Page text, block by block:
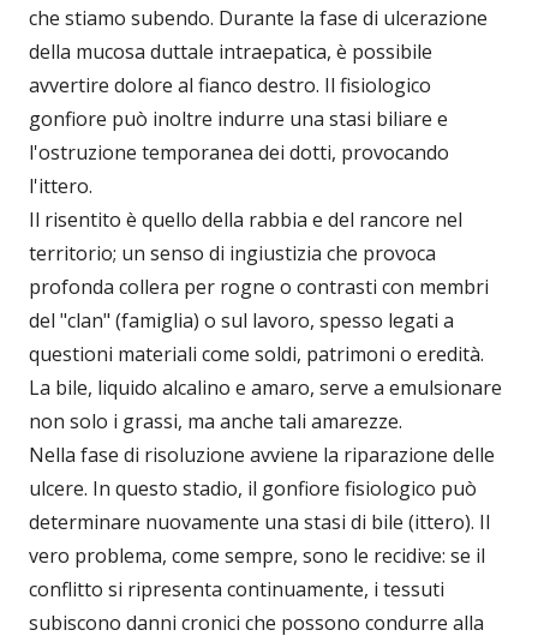
che stiamo subendo. Durante la fase di ulcerazione
della mucosa duttale intraepatica, è possibile
avvertire dolore al fianco destro. Il fisiologico
gonfiore può inoltre indurre una stasi biliare e
l'ostruzione temporanea dei dotti, provocando
l'ittero.
Il risentito è quello della rabbia e del rancore nel
territorio; un senso di ingiustizia che provoca
profonda collera per rogne o contrasti con membri
del "clan" (famiglia) o sul lavoro, spesso legati a
questioni materiali come soldi, patrimoni o eredità.
La bile, liquido alcalino e amaro, serve a emulsionare
non solo i grassi, ma anche tali amarezze.
Nella fase di risoluzione avviene la riparazione delle
ulcere. In questo stadio, il gonfiore fisiologico può
determinare nuovamente una stasi di bile (ittero). Il
vero problema, come sempre, sono le recidive: se il
conflitto si ripresenta continuamente, i tessuti
subiscono danni cronici che possono condurre alla